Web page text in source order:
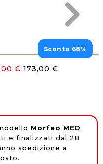
Sconto 68%
€ 173,00 €
Morfeo MED
e finalizzati dal 28
spedizione a